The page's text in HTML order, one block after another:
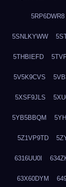
5RP6DWR8
5SNLKYWW
5THBIEFD
5V5K9CVS
5XSF9JLS
5YB5BBQM
5Z1VP9TD
6316UU0I
63X60DYM